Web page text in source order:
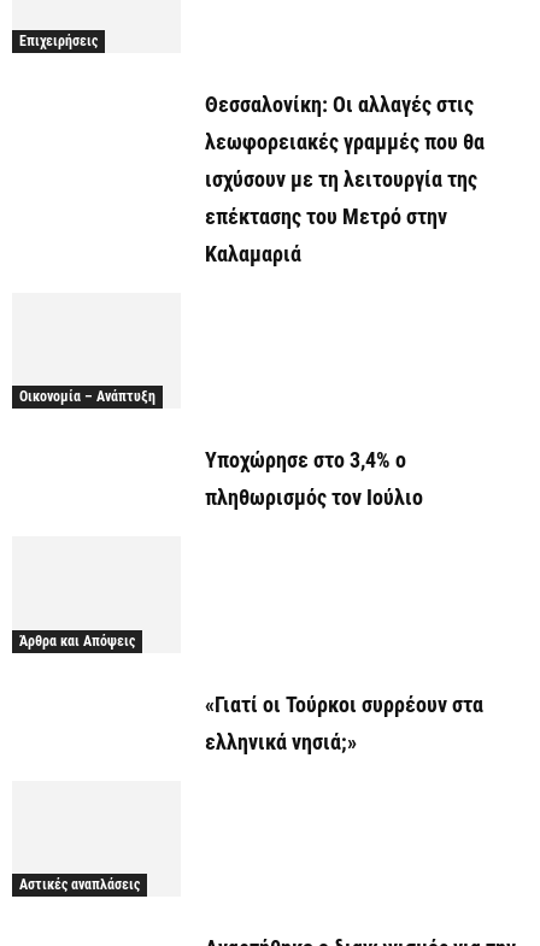
Επιχειρήσεις
Θεσσαλονίκη: Οι αλλαγές στις
λεωφορειακές γραμμές που θα
ισχύσουν με τη λειτουργία της
επέκτασης του Μετρό στην
Καλαμαριά
Οικονομία – Ανάπτυξη
Υποχώρησε στο 3,4% ο
πληθωρισμός τον Ιούλιο
Άρθρα και Απόψεις
«Γιατί οι Τούρκοι συρρέουν στα
ελληνικά νησιά;»
Αστικές αναπλάσεις